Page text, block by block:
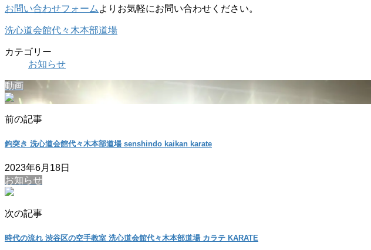
お問い合わせフォーム よりお気軽にお問い合わせください。
洗心道会館代々木本部道場
カテゴリー
お知らせ
動画
前の記事
鉤突き 洗心道会館代々木本部道場 senshindo kaikan karate
2023年6月18日
お知らせ
次の記事
時代の流れ 渋谷区の空手教室 洗心道会館代々木本部道場 カラテ KARATE